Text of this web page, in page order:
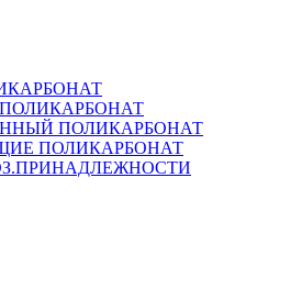
ПОЛИКАРБОНАТ
ПОЛИКАРБОНАТ